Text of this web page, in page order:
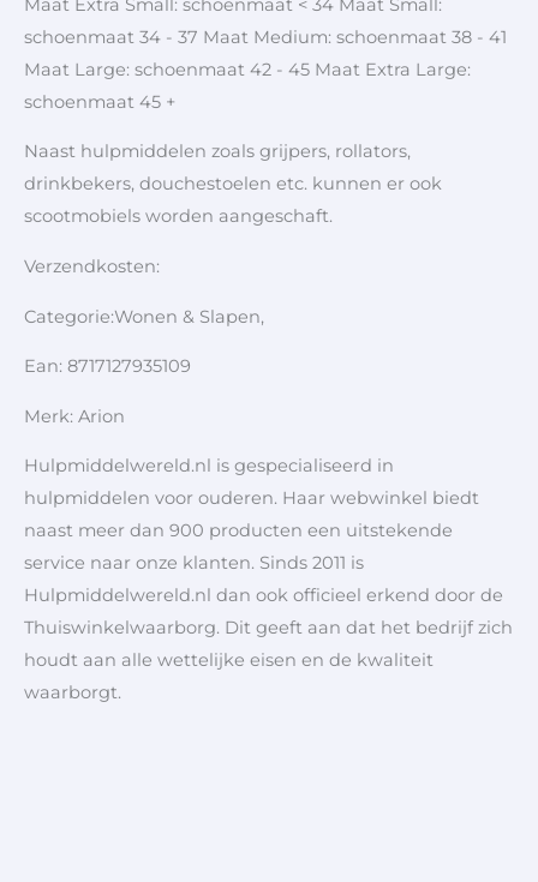
Maat Extra Small: schoenmaat < 34 Maat Small:
schoenmaat 34 - 37 Maat Medium: schoenmaat 38 - 41
Maat Large: schoenmaat 42 - 45 Maat Extra Large:
schoenmaat 45 +
Naast hulpmiddelen zoals grijpers, rollators,
drinkbekers, douchestoelen etc. kunnen er ook
scootmobiels worden aangeschaft.
Verzendkosten:
Categorie:Wonen & Slapen,
Ean: 8717127935109
Merk: Arion
Hulpmiddelwereld.nl is gespecialiseerd in
hulpmiddelen voor ouderen. Haar webwinkel biedt
naast meer dan 900 producten een uitstekende
service naar onze klanten. Sinds 2011 is
Hulpmiddelwereld.nl dan ook officieel erkend door de
Thuiswinkelwaarborg. Dit geeft aan dat het bedrijf zich
houdt aan alle wettelijke eisen en de kwaliteit
waarborgt.